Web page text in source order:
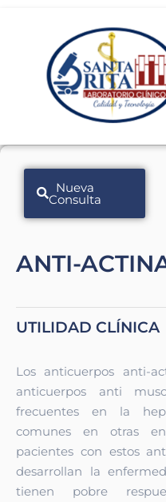
Nueva
Consulta
ANTI-
UTILIDAD CLÍNICA
Los anticuerpos anti-
anticuerpos anti
frecuentes en la
comunes en otras
pacientes con estos
desarrollan la
tienen pobre